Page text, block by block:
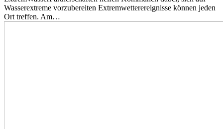
Wasserextreme vorzubereiten Extremwetterereignisse können jeden
Ort treffen. Am…